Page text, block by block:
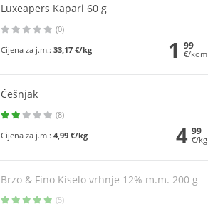
Luxeapers Kapari 60 g
(0)
Cijena za j.m.: 33,17 €/kg 1 99
€/kom
Češnjak
(8)
Cijena za j.m.: 4,99 €/kg 4 99
€/kg
Brzo & Fino Kiselo vrhnje 12% m.m. 200 g
(5)